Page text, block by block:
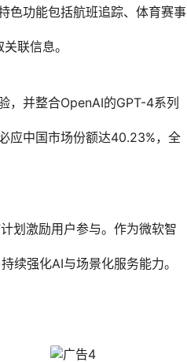
色功能包括航班追踪、体育赛事
联信息。
，并整合OpenAI的GPT-4系列
应中国市场份额达40.23%，全
划激励用户参与。作为微软智
续强化AI与场景化服务能力。